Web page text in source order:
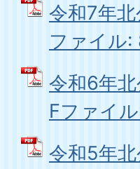
令和7年
ファイル:
令和6年
Fファイ
令和5年